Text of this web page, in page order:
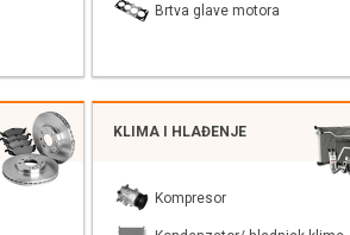
Brtva glave motora
KLIMA I HLAĐENJE
Kompresor